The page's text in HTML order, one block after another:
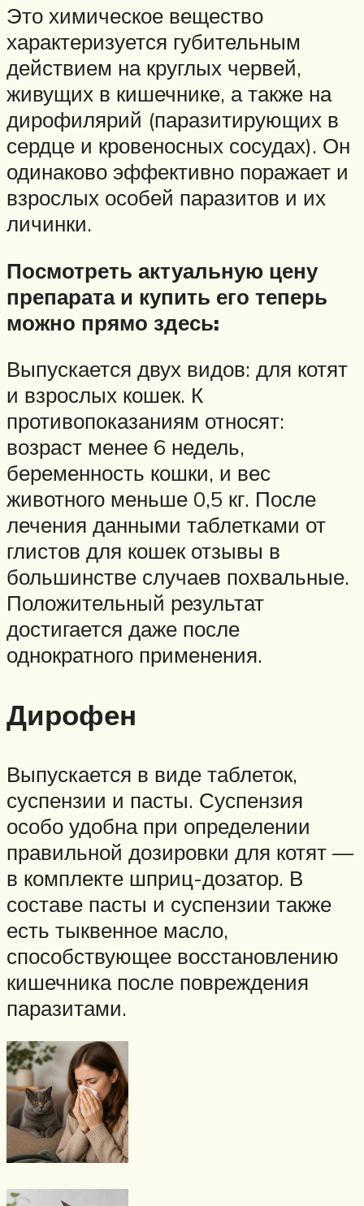
Это химическое вещество
характеризуется губительным
действием на круглых червей,
живущих в кишечнике, а также на
дирофилярий (паразитирующих в
сердце и кровеносных сосудах). Он
одинаково эффективно поражает и
взрослых особей паразитов и их
личинки.
Посмотреть актуальную цену
препарата и купить его теперь
можно прямо здесь:
Выпускается двух видов: для котят
и взрослых кошек. К
противопоказаниям относят:
возраст менее 6 недель,
беременность кошки, и вес
животного меньше 0,5 кг. После
лечения данными таблетками от
глистов для кошек отзывы в
большинстве случаев похвальные.
Положительный результат
достигается даже после
однократного применения.
Дирофен
Выпускается в виде таблеток,
суспензии и пасты. Суспензия
особо удобна при определении
правильной дозировки для котят —
в комплекте шприц-дозатор. В
составе пасты и суспензии также
есть тыквенное масло,
способствующее восстановлению
кишечника после повреждения
паразитами.